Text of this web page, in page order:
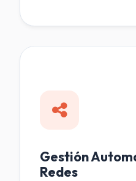
Gestión
Redes